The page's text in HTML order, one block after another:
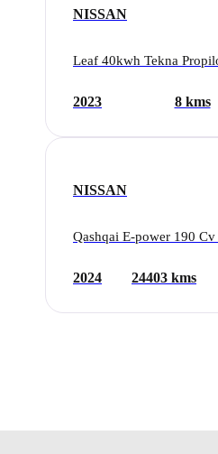
NISSAN
Leaf 40kwh Tekna
2023 8 kms
NISSAN
Qashqai E-power 190
2024 24403 kms